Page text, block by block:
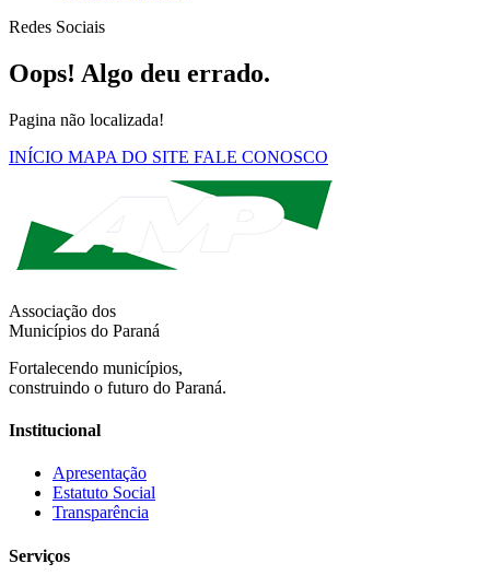
Redes Sociais
Oops! Algo deu errado.
Pagina não localizada!
INÍCIO MAPA DO SITE FALE CONOSCO
Associação dos
Municípios do Paraná
Fortalecendo municípios,
construindo o futuro do Paraná.
Institucional
Apresentação
Estatuto Social
Transparência
Serviços